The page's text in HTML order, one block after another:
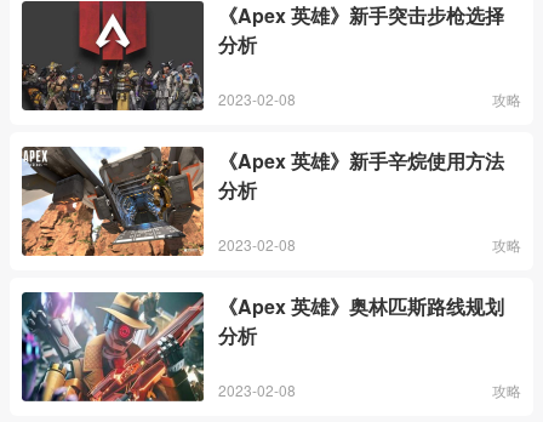
《Apex 英雄》新手突击步枪选择
分析
2023-02-08 攻略
《Apex 英雄》新手辛烷使用方法
分析
2023-02-08 攻略
《Apex 英雄》奥林匹斯路线规划
分析
2023-02-08 攻略